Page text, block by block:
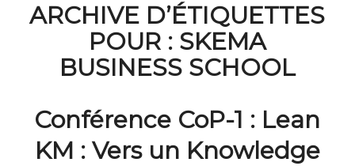
ARCHIVE D’ÉTIQUETTES
POUR : SKEMA
BUSINESS SCHOOL
Conférence CoP-1 : Lean
KM : Vers un Knowledge